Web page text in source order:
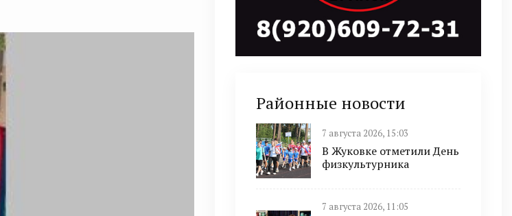
Районные новости
7 августа 2026, 15:03
В Жуковке отметили День
физкультурника
7 августа 2026, 11:05